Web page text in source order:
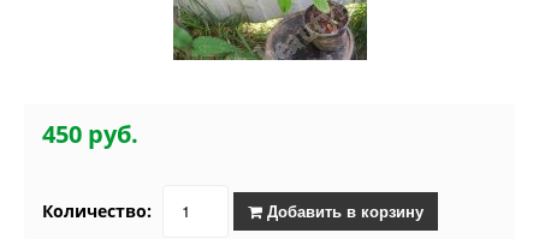
450 руб.
Количество: Добавить в корзину